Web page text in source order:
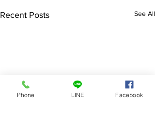
Recent Posts See All
Phone LINE Facebook